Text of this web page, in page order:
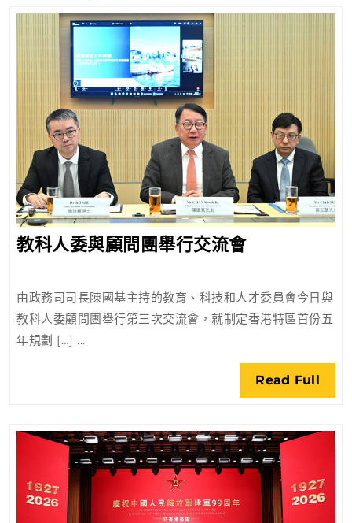
教科人委與顧問團舉行交流會教
委
與
問
團
行
交
流
會
由政務司司長陳國基主持的教育、科技和人才委員會今日與
教科人委顧問團舉行第三次交流會，就制定香港特區首份五
年規劃 […] ...
Read Full
Full